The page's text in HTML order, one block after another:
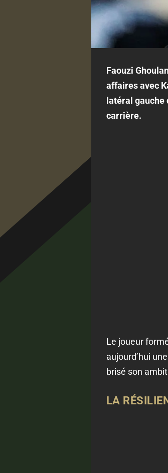
Faouzi
affaires avec
latéral
carrière.
Le joueur
aujourd’hui
brisé son
LA